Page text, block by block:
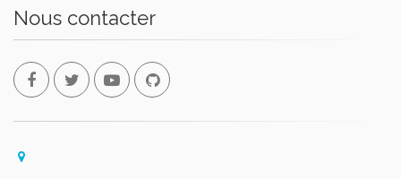
Nous contacter